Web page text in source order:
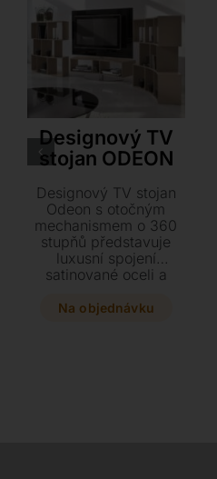
Antonello Italia
Designový TV
stojan ODEON
Designový TV stojan
Odeon s otočným
mechanismem o 360
stupňů představuje
luxusní spojení
satinované oceli a
Vyberte si z široké
Na objednávku